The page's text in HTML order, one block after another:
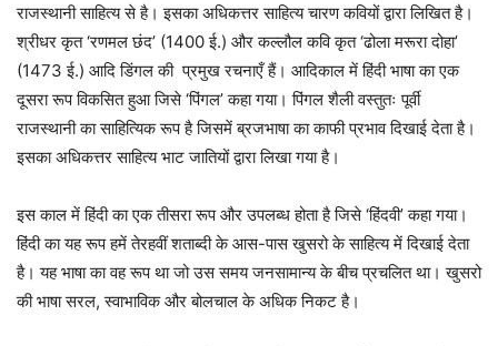
राजस्थानी साहित्य से है। इसका अधिकत्तर साहित्य चारण कवियों द्वारा लिखित है।
श्रीधर कृत ‘रणमल छंद’ (1400 ई.) और कल्लौल कवि कृत ‘ढोला मरूरा दोहा’
(1473 ई.) आदि डिंगल की प्रमुख रचनाएँ हैं। आदिकाल में हिंदी भाषा का एक
दूसरा रूप विकसित हुआ जिसे ‘पिंगल’ कहा गया। पिंगल शैली वस्तुतः पूर्वी
राजस्थानी का साहित्यिक रूप है जिसमें ब्रजभाषा का काफी प्रभाव दिखाई देता है।
इसका अधिकत्तर साहित्य भाट जातियों द्वारा लिखा गया है।
इस काल में हिंदी का एक तीसरा रूप और उपलब्ध होता है जिसे ‘हिंदवी’ कहा गया।
हिंदी का यह रूप हमें तेरहवीं शताब्दी के आस-पास खुसरो के साहित्य में दिखाई देता
है। यह भाषा का वह रूप था जो उस समय जनसामान्य के बीच प्रचलित था। खुसरो
की भाषा सरल, स्वाभाविक और बोलचाल के अधिक निकट है।